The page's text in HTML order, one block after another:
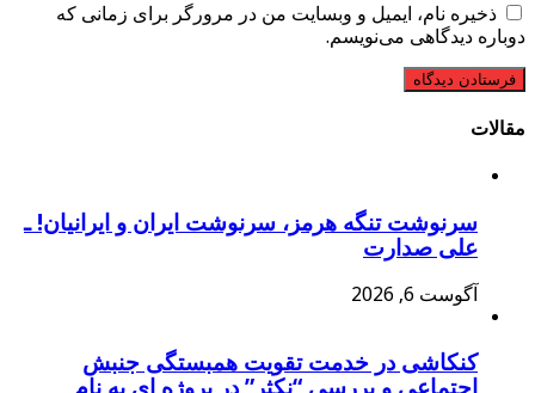
ذخیره نام، ایمیل و وبسایت من در مرورگر برای زمانی که
دوباره دیدگاهی می‌نویسم.
مقالات
سرنوشت تنگه هرمز، سرنوشت ایران و ایرانیان! ـ
علی صدارت
آگوست 6, 2026
کنکاشی در خدمت تقویت همبستگی جنبش